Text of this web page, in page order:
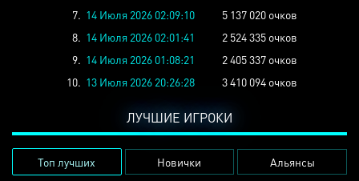
7. 14 Июля 2026 02:09:10
5 137 020 очков
8. 14 Июля 2026 02:01:41
2 524 335 очков
9. 14 Июля 2026 01:08:21
2 405 337 очков
10. 13 Июля 2026 20:26:28 3 410 094 очков
ЛУЧШИЕ ИГРОКИ
Топ лучших Новички Альянсы